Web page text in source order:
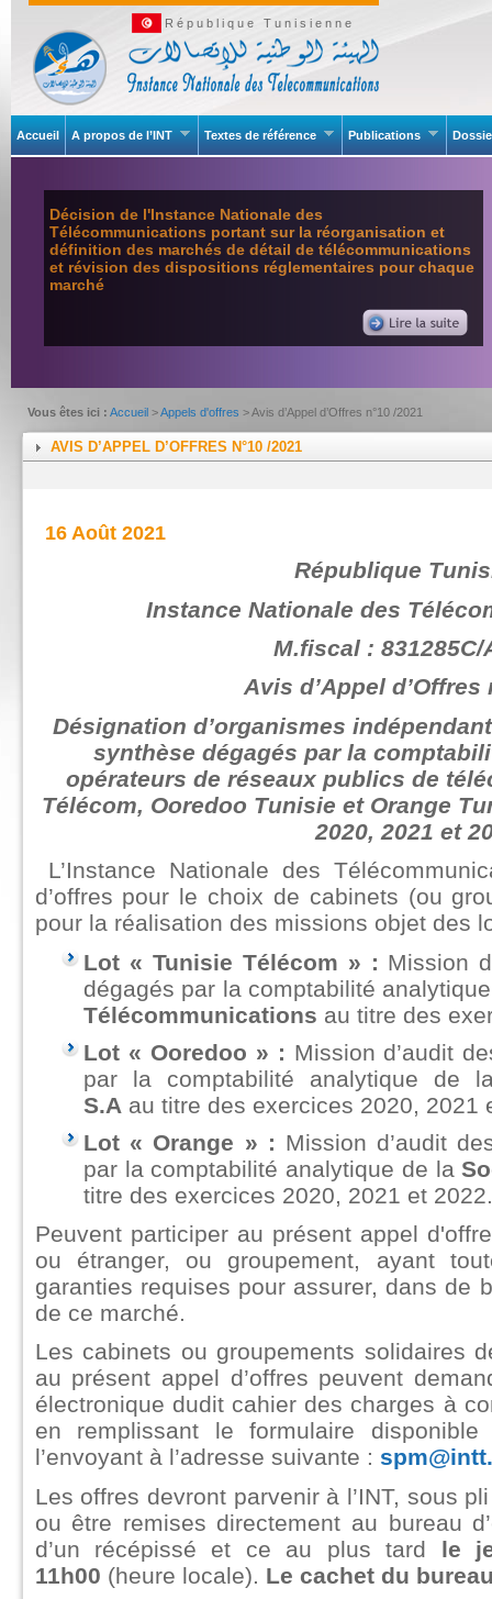
République Tunisienne
Accueil A propos de l’INT Textes de référence Publications
Décision de l'Instance Nationale des
Télécommunications portant sur la réorganisation et
définition des marchés de détail de télécommunications
et révision des dispositions réglementaires pour chaque
marché
Vous êtes ici : Accueil >Appels d'offres > Avis d’Appel d’Offres n°10 /2021
AVIS D’APPEL D’OFFRES N°10 /2021
16 Août 2021
République
Instance Nationale des
M.fiscal : 831285C/
Avis d’Appel d’Offres
Désignation d’organismes
synthèse dégagés par la
opérateurs de réseaux publics de
Télécom, Ooredoo Tunisie et Orange
2020, 2021 et
L’Instance Nationale des
d’offres pour le choix de cabinets (ou
pour la réalisation des missions objet des
Lot « Tunisie Télécom » : Mission
dégagés par la comptabilité
Télécommunications au titre des
Lot « Ooredoo » : Mission d’audit
par la comptabilité analytique de
S.A au titre des exercices 2020, 2021
Lot « Orange » : Mission d’audit
par la comptabilité analytique de la
titre des exercices 2020, 2021 et 2022.
Peuvent participer au présent appel
ou étranger, ou groupement, ayant
garanties requises pour assurer, dans de
de ce marché.
Les cabinets ou groupements solidaires
au présent appel d’offres peuvent
électronique dudit cahier des charges à
en remplissant le formulaire
l’envoyant à l’adresse suivante :
Les offres devront parvenir à l’INT, sous
ou être remises directement au bureau
d’un récépissé et ce au plus tard le
11h00 (heure locale). Le cachet du